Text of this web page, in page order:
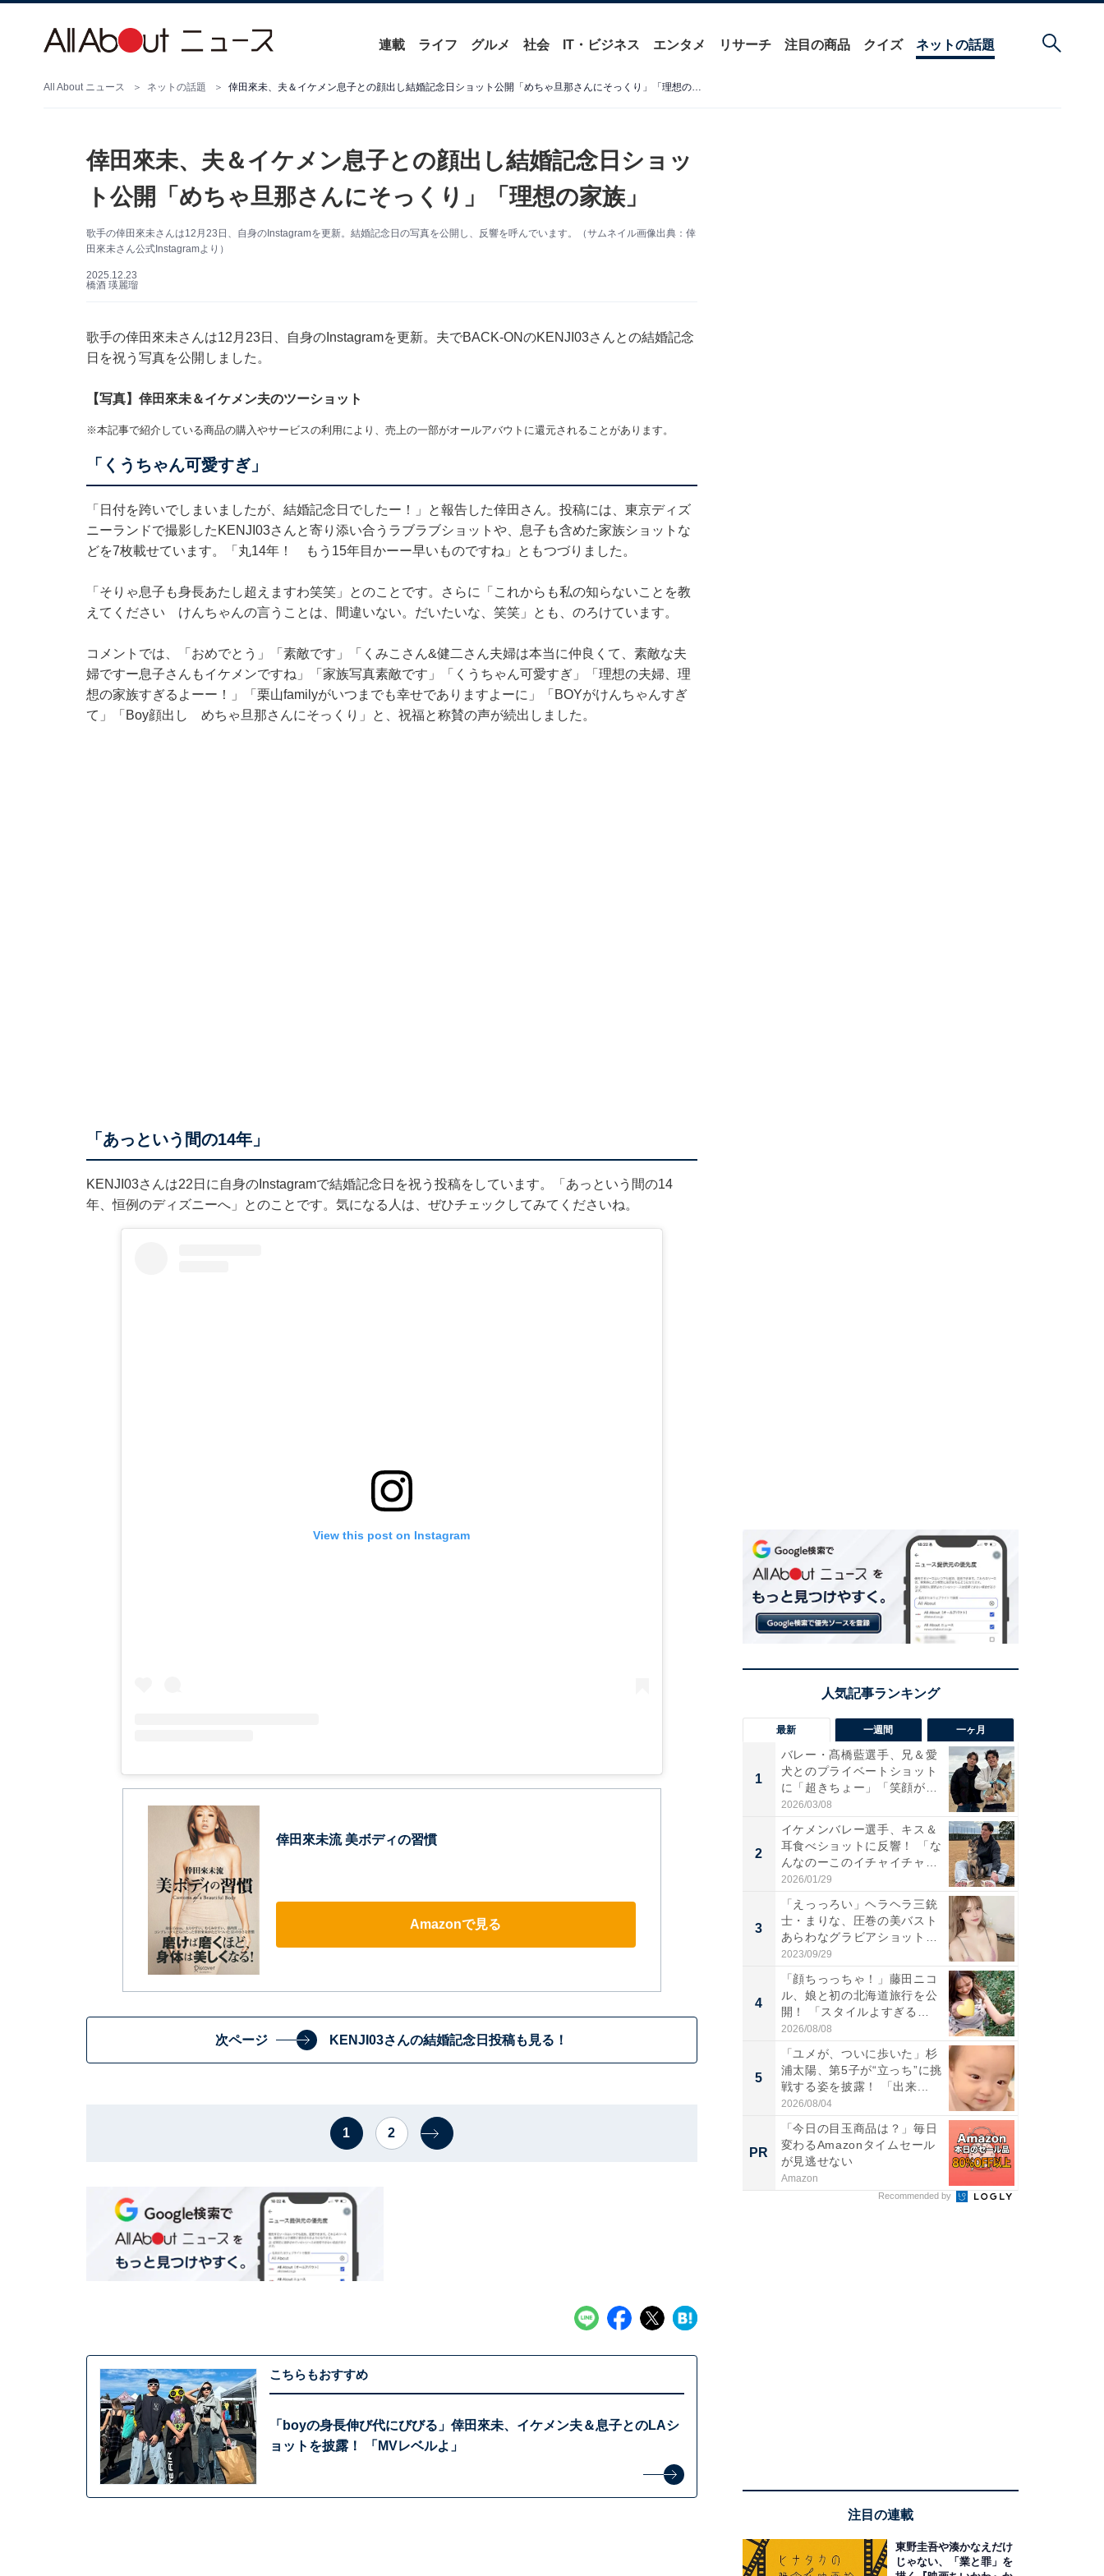
連載 ライフ グルメ 社会 IT・ビジネス エンタメ リサーチ 注目の商品 クイズ ネットの話題
All About ニュース ネットの話題 倖田來未、夫＆イケメン息子との顔出し結婚記念日ショット公開「めちゃ旦那さんにそっくり」「理想の家族」
倖田來未、夫＆イケメン息子との顔出し結婚記念日ショッ
ト公開「めちゃ旦那さんにそっくり」「理想の家族」
歌手の倖田來未さんは12月23日、自身のInstagramを更新。結婚記念日の写真を公開し、反響を呼んでいます。（サムネイル画像出典：倖
田來未さん公式Instagramより）
2025.12.23
橋酒 瑛麗瑠
歌手の倖田來未さんは12月23日、自身のInstagramを更新。夫でBACK-ONのKENJI03さんとの結婚記念
日を祝う写真を公開しました。
【写真】倖田來未＆イケメン夫のツーショット
※本記事で紹介している商品の購入やサービスの利用により、売上の一部がオールアバウトに還元されることがあります。
「くうちゃん可愛すぎ」
「日付を跨いでしまいましたが、結婚記念日でしたー！」と報告した倖田さん。投稿には、東京ディズ
ニーランドで撮影したKENJI03さんと寄り添い合うラブラブショットや、息子も含めた家族ショットな
どを7枚載せています。「丸14年！ もう15年目かーー早いものですね」ともつづりました。
「そりゃ息子も身長あたし超えますわ笑笑」とのことです。さらに「これからも私の知らないことを教
えてください けんちゃんの言うことは、間違いない。だいたいな、笑笑」とも、のろけています。
コメントでは、「おめでとう」「素敵です」「くみこさん&健二さん夫婦は本当に仲良くて、素敵な夫
婦ですー息子さんもイケメンですね」「家族写真素敵です」「くうちゃん可愛すぎ」「理想の夫婦、理
想の家族すぎるよーー！」「栗山familyがいつまでも幸せでありますよーに」「BOYがけんちゃんすぎ
て」「Boy顔出し めちゃ旦那さんにそっくり」と、祝福と称賛の声が続出しました。
「あっという間の14年」
KENJI03さんは22日に自身のInstagramで結婚記念日を祝う投稿をしています。「あっという間の14
年、恒例のディズニーへ」とのことです。気になる人は、ぜひチェックしてみてくださいね。
View this post on Instagram
倖田來未流 美ボディの習慣
Amazonで見る
次ページ KENJI03さんの結婚記念日投稿も見る！
1 2
こちらもおすすめ
「boyの身長伸び代にびびる」倖田來未、イケメン夫＆息子とのLAシ
ョットを披露！ 「MVレベルよ」
最新 一週間 一ヶ月
1
バレー・髙橋藍選手、兄＆愛
犬とのプライベートショット
に「超きちょー」「笑顔が見
れ...
2026/03/08
2
イケメンバレー選手、キス＆
耳食べショットに反響！ 「な
んなのーこのイチャイチャ
感...
2026/01/29
3
「えっっろい」ヘラヘラ三銃
士・まりな、圧巻の美バスト
あらわなグラビアショット公
開...
2023/09/29
4
「顔ちっっちゃ！」藤田ニコ
ル、娘と初の北海道旅行を公
開！ 「スタイルよすぎる
よ〜...
2026/08/08
5
「ユメが、ついに歩いた」杉
浦太陽、第5子が“立っち”に挑
戦する姿を披露！ 「出来...
2026/08/04
PR
「今日の目玉商品は？」毎日
変わるAmazonタイムセール
が見逃せない
Amazon
Recommended by
注目の連載
東野圭吾や湊かなえだけ
じゃない、「業と罪」を